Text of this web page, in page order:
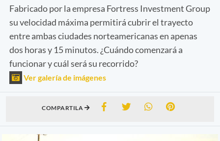
Fabricado por la empresa Fortress Investment Group
su velocidad máxima permitirá cubrir el trayecto
entre ambas ciudades norteamericanas en apenas
dos horas y 15 minutos. ¿Cuándo comenzará a
funcionar y cuál será su recorrido?
Ver galería de imágenes
COMPARTILA